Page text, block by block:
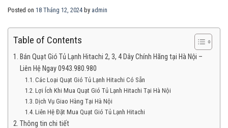
Posted on 18 Tháng 12, 2024 by admin
Table of Contents
Bán Quạt Gió Tủ Lạnh Hitachi 2, 3, 4 Dây Chính Hãng tại Hà Nội –
Liên Hệ Ngay 0943.980.980
Các Loại Quạt Gió Tủ Lạnh Hitachi Có Sẵn
Lợi Ích Khi Mua Quạt Gió Tủ Lạnh Hitachi Tại Hà Nội
Dịch Vụ Giao Hàng Tại Hà Nội
Liên Hệ Đặt Mua Quạt Gió Tủ Lạnh Hitachi
Thông tin chi tiết